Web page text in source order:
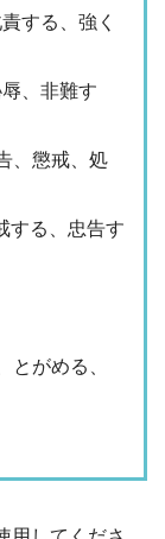
する、強く
、非難す
、懲戒、処
する、忠告す
とがめる、